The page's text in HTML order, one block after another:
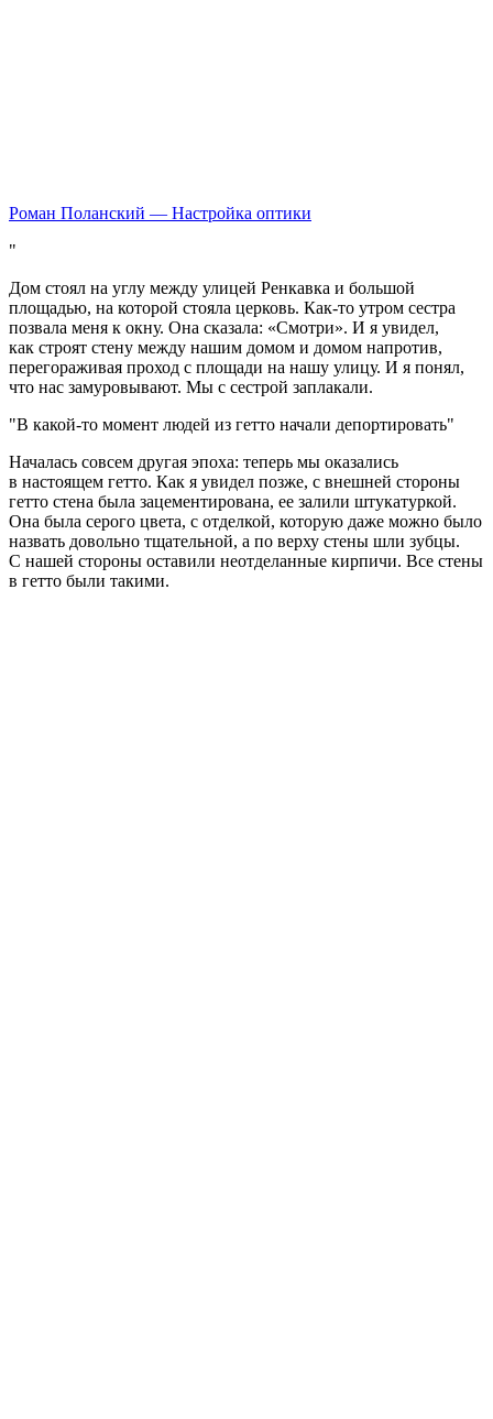
Роман Поланский — Настройка оптики
Дом стоял на углу между улицей Ренкавка и большой
площадью, на которой стояла церковь. Как‑то утром сестра
позвала меня к окну. Она сказала: «Смотри». И я увидел,
как строят стену между нашим домом и домом напротив,
перегораживая проход с площади на нашу улицу. И я понял,
что нас замуровывают. Мы с сестрой заплакали.
В какой‑то момент людей из гетто начали депортировать
Началась совсем другая эпоха: теперь мы оказались
в настоящем гетто. Как я увидел позже, с внешней стороны
гетто стена была зацементирована, ее залили штукатуркой.
Она была серого цвета, с отделкой, которую даже можно было
назвать довольно тщательной, а по верху стены шли зубцы.
С нашей стороны оставили неотделанные кирпичи. Все стены
в гетто были такими.